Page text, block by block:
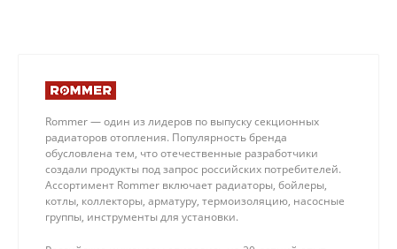
Rommer — один из лидеров по выпуску секционных
радиаторов отопления. Популярность бренда
обусловлена тем, что отечественные разработчики
создали продукты под запрос российских потребителей.
Ассортимент Rommer включает радиаторы, бойлеры,
котлы, коллекторы, арматуру, термоизоляцию, насосные
группы, инструменты для установки.